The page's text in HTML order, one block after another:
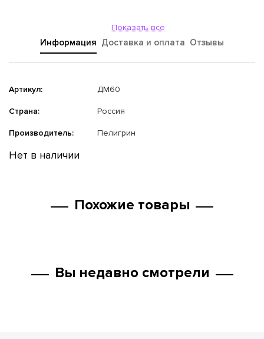
Показать все
Информация Доставка и оплата Отзывы
Артикул: ДМ60
Страна: Россия
Производитель: Пелигрин
Нет в наличии
Похожие товары
Вы недавно смотрели